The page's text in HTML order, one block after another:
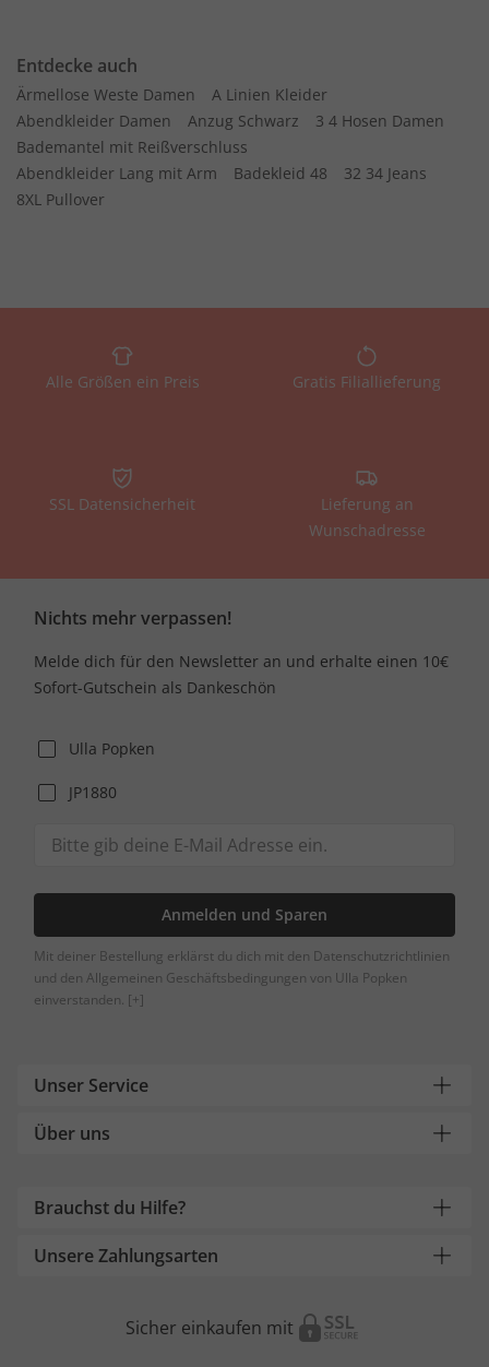
Entdecke auch
Ärmellose Weste Damen
A Linien Kleider
Abendkleider Damen
Anzug Schwarz
3 4 Hosen Damen
Bademantel mit Reißverschluss
Abendkleider Lang mit Arm
Badekleid 48
32 34 Jeans
8XL Pullover
Alle Größen ein Preis Gratis Filiallieferung
SSL Datensicherheit
Lieferung an
Wunschadresse
Nichts mehr verpassen!
Melde dich für den Newsletter an und erhalte einen 10€
Sofort-Gutschein als Dankeschön
Ulla Popken
JP1880
Anmelden und Sparen
Mit deiner Bestellung erklärst du dich mit den Datenschutzrichtlinien
und den Allgemeinen Geschäftsbedingungen von Ulla Popken
einverstanden. [+]
Unser Service
Über uns
Brauchst du Hilfe?
Unsere Zahlungsarten
Sicher einkaufen mit